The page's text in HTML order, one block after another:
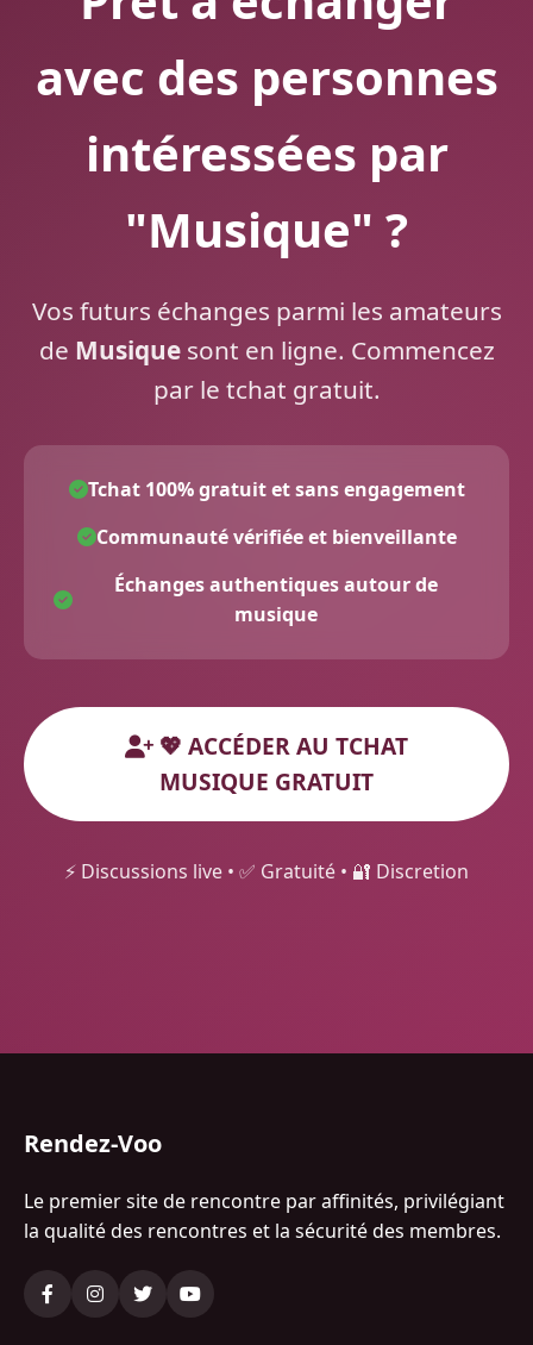
avec des personnes
intéressées par
"Musique" ?
Vos futurs échanges parmi les amateurs
de Musiquesont en ligne. Commencez
par le tchat gratuit.
Tchat 100% gratuit et sans engagement
Communauté vérifiée et bienveillante
Échanges authentiques autour de
musique
💖 ACCÉDER AU TCHAT
MUSIQUE GRATUIT
⚡ Discussions live • ✅ Gratuité • 🔐 Discretion
Rendez-Voo
Le premier site de rencontre par affinités, privilégiant
la qualité des rencontres et la sécurité des membres.